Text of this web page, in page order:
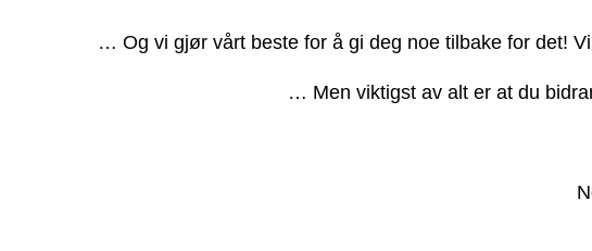
… Og vi gjør vårt beste for å gi deg noe tilbake for det!
… Men viktigst av alt er at du